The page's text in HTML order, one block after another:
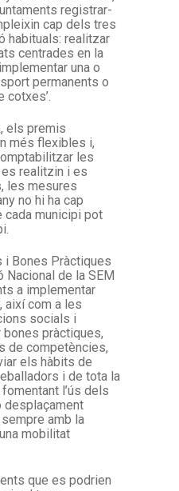
registrar-
cap dels tres
habituals: realitzar
centrades en la
una o
permanents o
cotxes’.
els premis
més flexibles i,
les
realitzin i es
les mesures
no hi ha cap
cada municipi pot
i Bones Pràctiques
Nacional de la SEM
a implementar
així com a les
socials i
pràctiques,
de competències,
els hàbits de
i de tota la
l’ús dels
desplaçament
amb la
mobilitat
que es podrien